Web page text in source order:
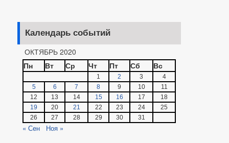
Календарь событий
ОКТЯБРЬ 2020
Пн
Вт Ср Чт Пт Сб Вс
1 2 3
4
5
6 7 8 9 10
11
12
13 14 15 16 17
18
19
20 21 22 23 24
25
26
27 28 29 30 31
« Сен Ноя »